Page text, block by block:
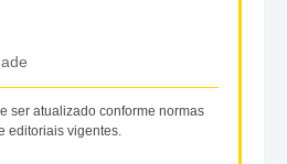
ser atualizado conforme normas
editoriais vigentes.